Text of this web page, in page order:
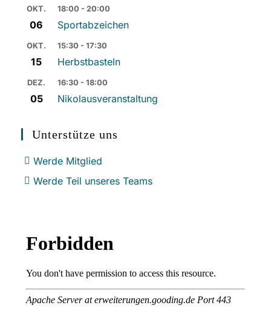
OKT.
06
18:00 - 20:00
Sportabzeichen
OKT.
15
15:30 - 17:30
Herbstbasteln
DEZ.
05
16:30 - 18:00
Nikolausveranstaltung
Unterstütze uns
Werde Mitglied
Werde Teil unseres Teams